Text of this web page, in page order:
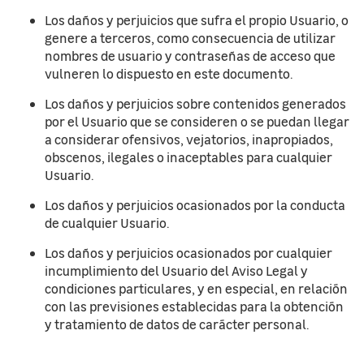
Los daños y perjuicios que sufra el propio Usuario, o
genere a terceros, como consecuencia de utilizar
nombres de usuario y contraseñas de acceso que
vulneren lo dispuesto en este documento.
Los daños y perjuicios sobre contenidos generados
por el Usuario que se consideren o se puedan llegar
a considerar ofensivos, vejatorios, inapropiados,
obscenos, ilegales o inaceptables para cualquier
Usuario.
Los daños y perjuicios ocasionados por la conducta
de cualquier Usuario.
Los daños y perjuicios ocasionados por cualquier
incumplimiento del Usuario del Aviso Legal y
condiciones particulares, y en especial, en relación
con las previsiones establecidas para la obtención
y tratamiento de datos de carácter personal.